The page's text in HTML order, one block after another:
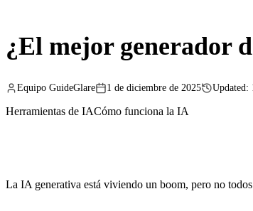
¿El mejor generador
Equipo GuideGlare 1 de diciembre de 2025 Updated:
Herramientas de IACómo funciona la IA
La IA generativa está viviendo un boom, pero no